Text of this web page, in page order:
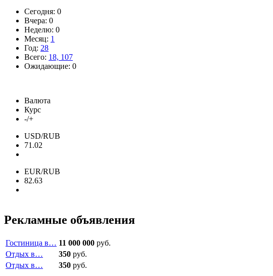
Сегодня: 0
Вчера: 0
Неделю: 0
Месяц: 1
Год: 28
Всего: 18, 107
Ожидающие: 0
Валюта
Курс
-/+
USD/RUB
71.02
EUR/RUB
82.63
Рекламные объявления
Гостиница в… 11 000 000 руб.
Отдых в…
350 руб.
Отдых в…
350 руб.